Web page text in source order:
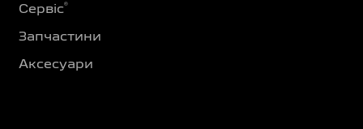
Сервіс®
Запчастини
Аксесуари